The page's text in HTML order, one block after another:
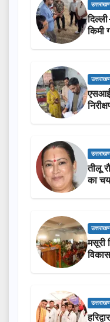
किमी
तीलू
का
मसूरी